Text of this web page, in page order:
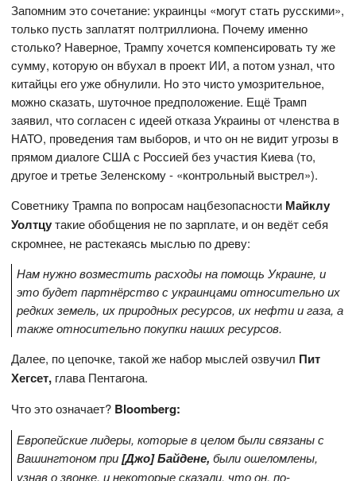
Запомним это сочетание: украинцы «могут стать русскими»,
только пусть заплатят полтриллиона. Почему именно
столько? Наверное, Трампу хочется компенсировать ту же
сумму, которую он вбухал в проект ИИ, а потом узнал, что
китайцы его уже обнулили. Но это чисто умозрительное,
можно сказать, шуточное предположение. Ещё Трамп
заявил, что согласен с идеей отказа Украины от членства в
НАТО, проведения там выборов, и что он не видит угрозы в
прямом диалоге США с Россией без участия Киева (то,
другое и третье Зеленскому - «контрольный выстрел»).
Советнику Трампа по вопросам нацбезопасности Майклу
Уолтцутакие обобщения не по зарплате, и он ведёт себя
скромнее, не растекаясь мыслью по древу:
Нам нужно возместить расходы на помощь Украине, и
это будет партнёрство с украинцами относительно их
редких земель, их природных ресурсов, их нефти и газа, а
также относительно покупки наших ресурсов.
Далее, по цепочке, такой же набор мыслей озвучил Пит
Хегсет, глава Пентагона.
Что это означает? Bloomberg:
Европейские лидеры, которые в целом были связаны с
Вашингтоном при[Джо] Байдене, были ошеломлены,
узнав о звонке, и некоторые сказали, что он, по-